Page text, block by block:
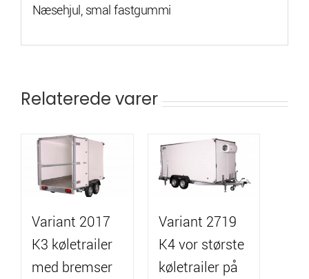
Næsehjul, smal fastgummi
Relaterede varer
Variant 2017
K3 køletrailer
med bremser
Variant 2719
K4 vor største
køletrailer på